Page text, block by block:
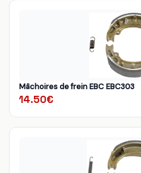
Mâchoires de frein EBC EBC303
14.50€